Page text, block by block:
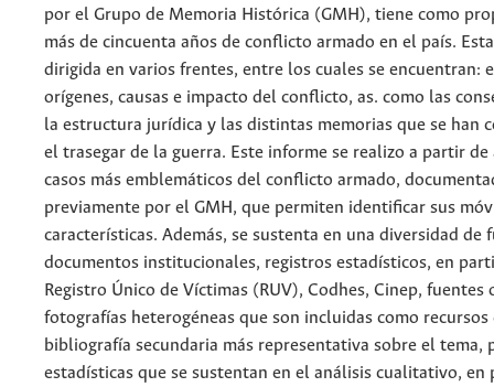
por el Grupo de Memoria Histórica (GMH), tiene como
más de cincuenta años de conflicto armado en el país.
dirigida en varios frentes, entre los cuales se encuentran:
orígenes, causas e impacto del conflicto, as. como las
la estructura jurídica y las distintas memorias que se han
el trasegar de la guerra. Este informe se realizo a partir
casos más emblemáticos del conflicto armado,
previamente por el GMH, que permiten identificar sus
características. Además, se sustenta en una diversidad de
documentos institucionales, registros estadísticos, en
Registro Único de Víctimas (RUV), Codhes, Cinep, fuentes
fotografías heterogéneas que son incluidas como
bibliografía secundaria más representativa sobre el tema,
estadísticas que se sustentan en el análisis cualitativo, en